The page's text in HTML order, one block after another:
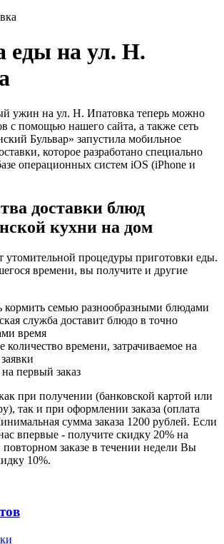
еды на ул. Н.
ужин на ул. Н. Ипатовка теперь можно
с помощью нашего сайта, а также сеть
Бульвар» запустила мобильное
которое разработано специально
операционных систем iOS (iPhone и
доставки блюд
кухни на дом
утомительной процедуры приготовки еды.
времени, вы получите и другие
кормить семью разнообразными блюдами
служба доставит блюдо в точно
время
количество времени, затрачиваемое на
первый заказ
при получении (банковской картой или
так и при оформлении заказа (оплата
сумма заказа 1200 рублей. Если
впервые - получите скидку 20% на
заказе в течении недели Вы
10%.